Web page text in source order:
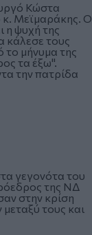
Κώστα
κ. Μεϊμαράκης. Ο
η ψυχή της
κάλεσε τους
το μήνυμα της
τα έξω".
την πατρίδα
γεγονότα του
της ΝΔ
στην κρίση
τους και